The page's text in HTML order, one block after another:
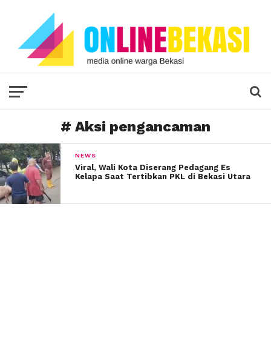
# Aksi pengancaman
NEWS
Viral, Wali Kota Diserang Pedagang Es
Kelapa Saat Tertibkan PKL di Bekasi Utara